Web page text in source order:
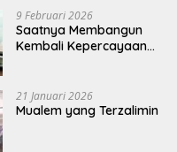
9 Februari 2026
Saatnya Membangun
Kembali Kepercayaan
21 Januari 2026
Mualem yang Terzalimin